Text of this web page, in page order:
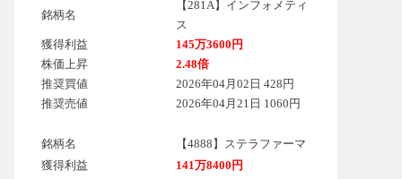
銘柄名
【281A】インフォメティ
ス
獲得利益
145万3600円
株価上昇
2.48倍
推奨買値
2026年04月02日 428円
推奨売値
2026年04月21日 1060円
銘柄名
【4888】ステラファーマ
獲得利益
141万8400円